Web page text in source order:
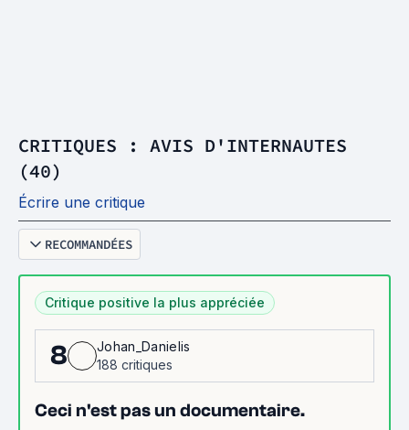
CRITIQUES : AVIS D'INTERNAUTES
(40)
Écrire une critique
RECOMMANDÉES
Critique positive la plus appréciée
8
Johan_Danielis
188 critiques
Ceci n'est pas un documentaire.